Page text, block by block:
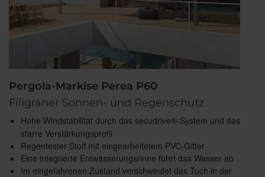
Pergola-Markise Perea P60
Filigraner Sonnen- und Regenschutz
Hohe Windstabilität durch das secudrive®-System und das
starre Verstärkungsprofil
Regenfester Stoff mit eingearbeitetem PVC-Gitter
Eine integrierte Entwässerungsrinne führt das Wasser ab
Im eingefahrenen Zustand verschwindet das Tuch in der